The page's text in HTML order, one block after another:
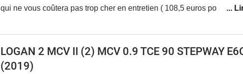
qui ne vous coûtera pas trop cher en entretien ( 108,5 euros pour
souple, usure des pneus impeccable (pneus été 48000 km, pneus
km).Si je devais changer de voiture, je reprend une dacia sans hésiter.
LOGAN 2 MCV II (2) MCV 0.9 TCE 90 STEPWAY
(2019)